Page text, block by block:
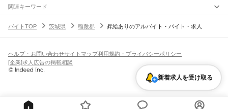
市区町村を追加・変更
茨城県すべて
守谷市常陸大宮市那珂市 筑西市 坂東市稲敷市 かすみがうら市桜川市
行方市鉾田市つくばみらい市
猿島郡北相馬郡
駅を追加・変更
取手駅 藤代駅龍ケ崎市駅 牛久駅ひたち野うしく駅 荒川沖駅 土浦駅
石岡駅 羽鳥駅 岩間駅友部駅
大甕駅常陸多賀駅日立駅 南中郷駅磯原駅大津港駅
JR常磐線(上野～取手)
飲食・フードサービス
飲食・フードサービス
ホールスタッフ
皿洗い・洗い場精肉・鮮魚加工
バー（BAR）・バーテンダー
飲食店（店長・マネージャー）
営業・販売
特徴を追加・変更
人気
髪型・髪色自由ひげOKネイルOK
留学生・外国人活躍中
短期 単発・1日OK 期間限定（春夏冬休み等）
契約社員
関連キーワード
茨城県 稲敷郡 軽作業
茨城県 稲敷郡 求人
バイトTOP 茨城県 稲敷郡 昇給ありのアルバイト・バイト・求人
新着求人を受け取る
ヘルプ・お問い合わせサイトマップ利用規約・プライバシーポリシー
[企業]求人広告の掲載相談